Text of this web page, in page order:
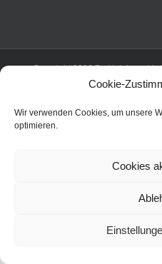
Cookie-
Wir verwenden Cookies, um unsere
optimieren.
Cookies
Copyright 2016 Dr. Neinhaus
Stuttgart | All